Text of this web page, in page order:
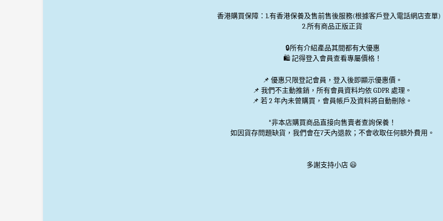
香港購買保障：1.有香港保養及售前售後服務(根據客戶登入電話網店查單)
2.所有商品正版正貨
🔒所有介紹產品其間都有大優惠
🛍️ 記得登入會員查看專屬價格！
📌 優惠只限登記會員 ，登入後即顯示優惠價。
📌 我們不主動推銷 ，所有會員資料均依 GDPR 處理。
📌 若 2 年內未曾購買，會員帳戶及資料將自動刪除。
*非本店購買商品直接向售賣者查詢保養！
如因貨存問題缺貨，我們會在7天內退款；不會收取任何額外費用。
多謝支持小店 😃